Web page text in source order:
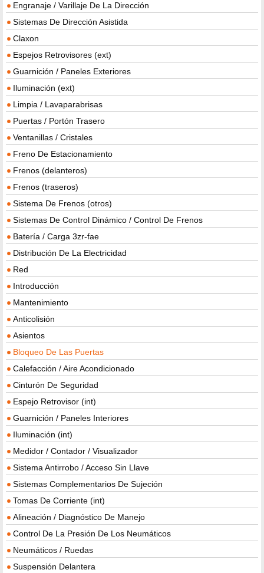
Engranaje / Varillaje De La Dirección
Sistemas De Dirección Asistida
Claxon
Espejos Retrovisores (ext)
Guarnición / Paneles Exteriores
Iluminación (ext)
Limpia / Lavaparabrisas
Puertas / Portón Trasero
Ventanillas / Cristales
Freno De Estacionamiento
Frenos (delanteros)
Frenos (traseros)
Sistema De Frenos (otros)
Sistemas De Control Dinámico / Control De Frenos
Batería / Carga 3zr-fae
Distribución De La Electricidad
Red
Introducción
Mantenimiento
Anticolisión
Asientos
Bloqueo De Las Puertas
Calefacción / Aire Acondicionado
Cinturón De Seguridad
Espejo Retrovisor (int)
Guarnición / Paneles Interiores
Iluminación (int)
Medidor / Contador / Visualizador
Sistema Antirrobo / Acceso Sin Llave
Sistemas Complementarios De Sujeción
Tomas De Corriente (int)
Alineación / Diagnóstico De Manejo
Control De La Presión De Los Neumáticos
Neumáticos / Ruedas
Suspensión Delantera